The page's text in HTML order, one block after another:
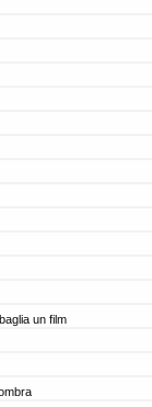
un film